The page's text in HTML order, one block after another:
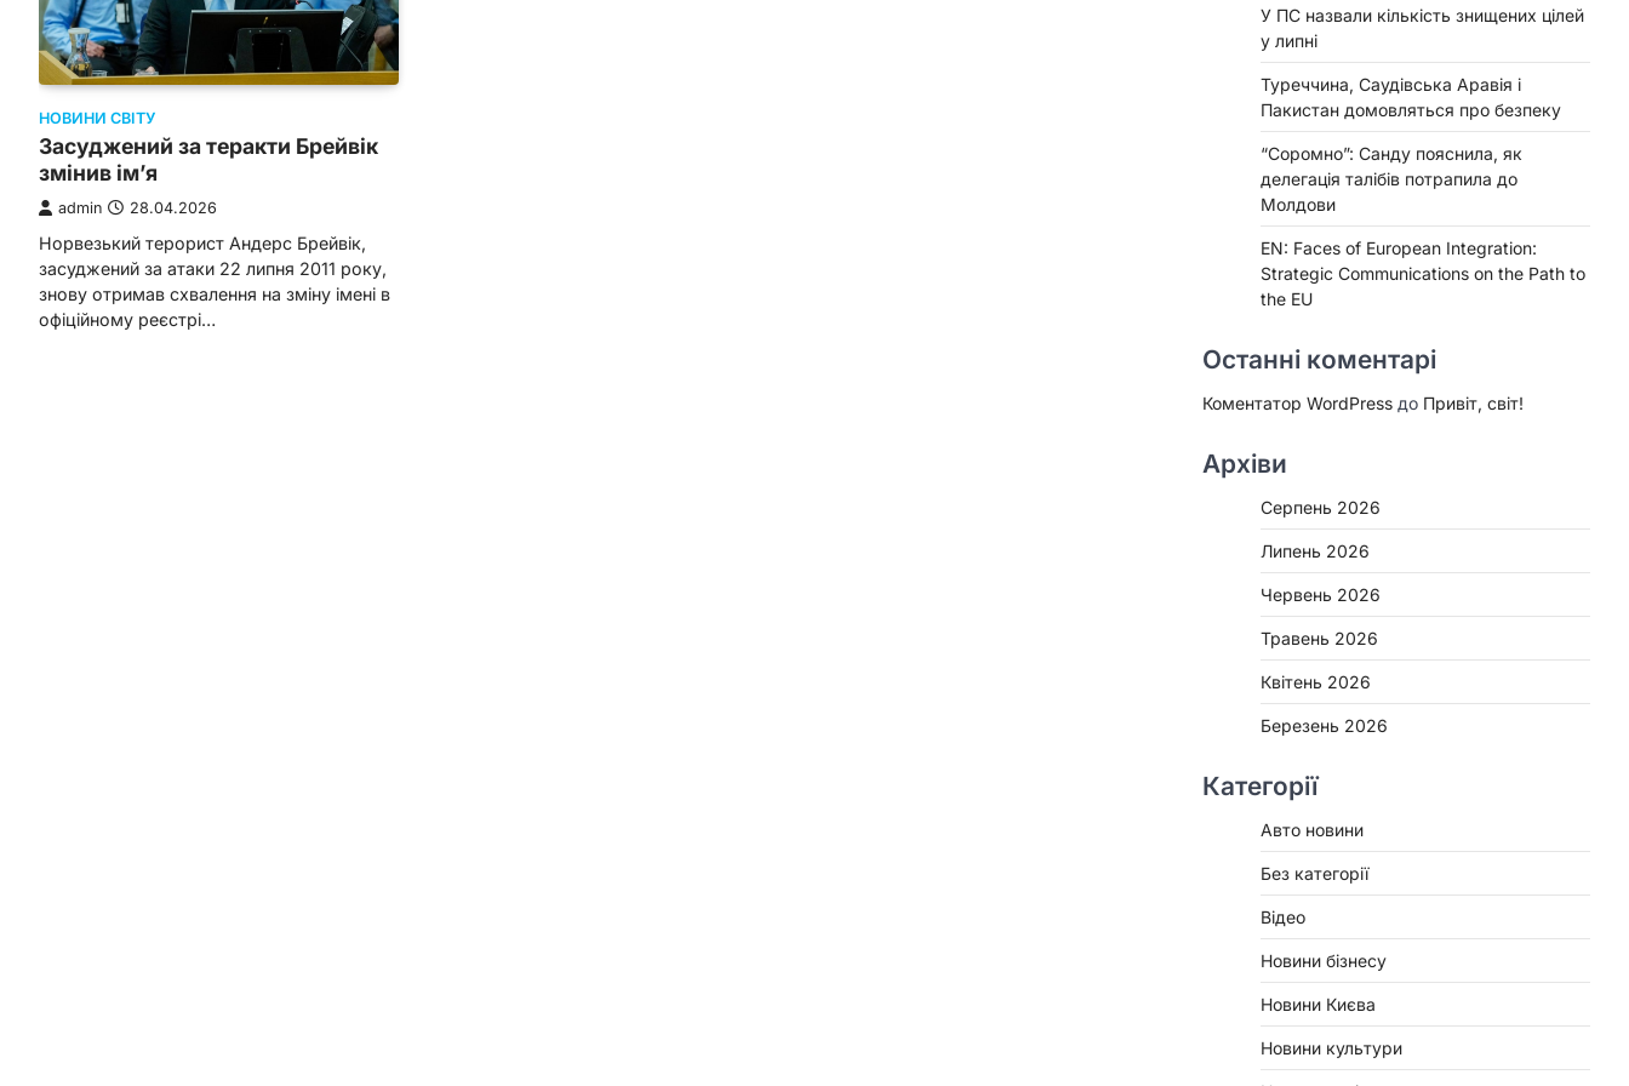
НОВИНИ СВІТУ
Засуджений за теракти Брейвік
змінив ім’я
admin 28.04.2026
Норвезький терорист Андерс Брейвік,
засуджений за атаки 22 липня 2011 року,
знову отримав схвалення на зміну імені в
офіційному реєстрі…
У ПС назвали кількість знищених цілей
у липні
Туреччина, Саудівська Аравія і
Пакистан домовляться про безпеку
“Соромно”: Санду пояснила, як
делегація талібів потрапила до
Молдови
EN: Faces of European Integration:
Strategic Communications on the Path to
the EU
Останні коментарі
Коментатор WordPress до Привіт, світ!
Архіви
Серпень 2026
Липень 2026
Червень 2026
Травень 2026
Квітень 2026
Березень 2026
Категорії
Авто новини
Без категорії
Відео
Новини бізнесу
Новини Києва
Новини культури